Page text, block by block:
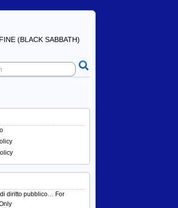
(BLACK SABBATH)
diritto pubblico… For